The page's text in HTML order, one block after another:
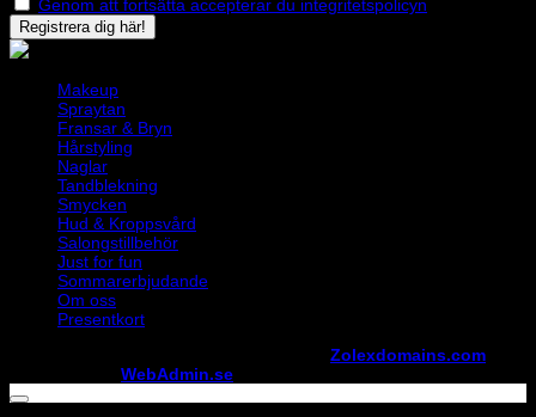
Genom att fortsätta accepterar du integritetspolicyn
Makeup
Spraytan
Fransar & Bryn
Hårstyling
Naglar
Tandblekning
Smycken
Hud & Kroppsvård
Salongstillbehör
Just for fun
Sommarerbjudande
Om oss
Presentkort
Zolexdomains.com
WebAdmin.se